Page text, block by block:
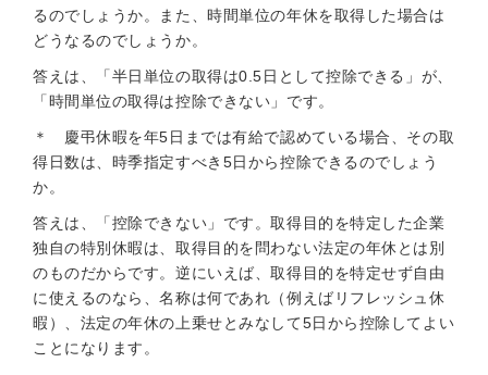
るのでしょうか。また、時間単位の年休を取得した場合は
どうなるのでしょうか。
答えは、「半日単位の取得は0.5日として控除できる」が、
「時間単位の取得は控除できない」です。
＊ 慶弔休暇を年5日までは有給で認めている場合、その取
得日数は、時季指定すべき5日から控除できるのでしょう
か。
答えは、「控除できない」です。取得目的を特定した企業
独自の特別休暇は、取得目的を問わない法定の年休とは別
のものだからです。逆にいえば、取得目的を特定せず自由
に使えるのなら、名称は何であれ（例えばリフレッシュ休
暇）、法定の年休の上乗せとみなして5日から控除してよい
ことになります。